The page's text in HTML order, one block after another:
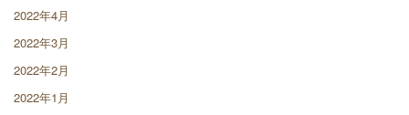
2022年4月
2022年3月
2022年2月
2022年1月